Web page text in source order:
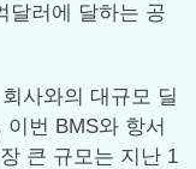
달러에 달하는 공
사와의 대규모 딜
번 BMS와 항서
큰 규모는 지난 1